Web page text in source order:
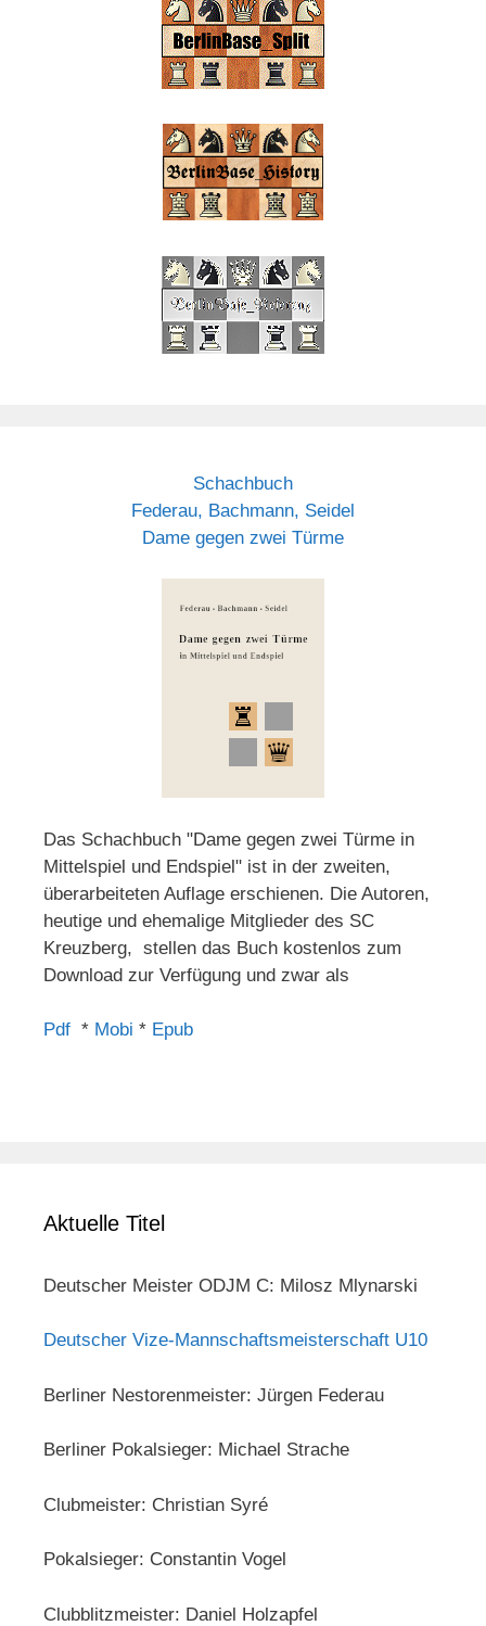
Schachbuch
Federau, Bachmann, Seidel
Dame gegen zwei Türme
Das Schachbuch "Dame gegen zwei Türme in
Mittelspiel und Endspiel" ist in der zweiten,
überarbeiteten Auflage erschienen. Die Autoren,
heutige und ehemalige Mitglieder des SC
Kreuzberg, stellen das Buch kostenlos zum
Download zur Verfügung und zwar als
Pdf * Mobi * Epub
Aktuelle Titel
Deutscher Meister ODJM C: Milosz Mlynarski
Deutscher Vize-Mannschaftsmeisterschaft U10
Berliner Nestorenmeister: Jürgen Federau
Berliner Pokalsieger: Michael Strache
Clubmeister: Christian Syré
Pokalsieger: Constantin Vogel
Clubblitzmeister: Daniel Holzapfel